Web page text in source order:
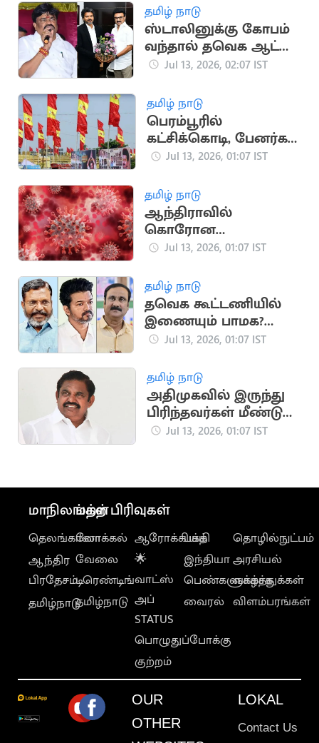
தமிழ் நாடு
ஸ்டாலினுக்கு கோபம்
வந்தால் தவெக ஆட்சி
இருக்காது.. ராஜேந்திர
Jul 13, 2026, 02:07 IST
தமிழ் நாடு
பெரம்பூரில்
கட்சிக்கொடி, பேனர்கள்
வைக்கக் கூடாது
Jul 13, 2026, 01:07 IST
தமிழ் நாடு
ஆந்திராவில்
கொரோன
தொற்றுக்கு 2 பேர் பலி
Jul 13, 2026, 01:07 IST
தமிழ் நாடு
தவெக கூட்டணியில்
இணையும் பாமக?
விரும்பாத விசிக
Jul 13, 2026, 01:07 IST
தமிழ் நாடு
அதிமுகவில் இருந்து
பிரிந்தவர்கள் மீண்டும்
வரலாம் - பழனிசாமி
Jul 13, 2026, 01:07 IST
மாநிலங்கள்
தெலங்கானா
ஆந்திர
பிரதேசம்
தமிழ்நாடு
மற்ற பிரிவுகள்
லோக்கல்
வேலை
டிரெண்டிங்
தமிழ்நாடு
ஆரோக்கியம்
🌟
வாட்ஸ்
அப்
STATUS
பொழுதுப்போக்கு
குற்றம்
பக்தி
இந்தியா
பெண்களுக்காக
வைரல்
தொழில்நுட்பம்
அரசியல்
வாழ்த்துக்கள்
விளம்பரங்கள்
OUR
OTHER
LOKAL
Contact Us